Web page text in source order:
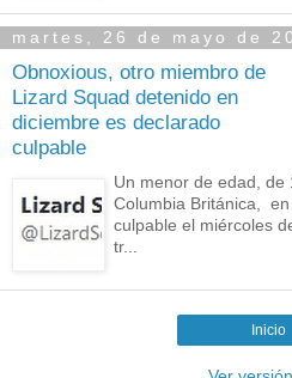
martes, 26 de mayo de
Obnoxious, otro miembro de
Lizard Squad detenido en
diciembre es declarado
culpable
Un menor de edad, de
Columbia Británica,
culpable el miércoles
tr...
Inicio